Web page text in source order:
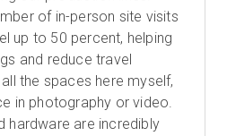
of in-person site visits
up to 50 percent, helping
and reduce travel
the spaces here myself,
in photography or video.
hardware are incredibly